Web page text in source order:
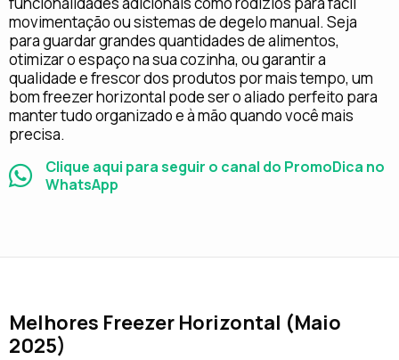
movimentação ou sistemas de degelo manual. Seja
para guardar grandes quantidades de alimentos,
otimizar o espaço na sua cozinha, ou garantir a
qualidade e frescor dos produtos por mais tempo, um
bom freezer horizontal pode ser o aliado perfeito para
manter tudo organizado e à mão quando você mais
precisa.
Clique aqui para seguir o canal do PromoDica no
WhatsApp
Melhores Freezer Horizontal (Maio
2025)